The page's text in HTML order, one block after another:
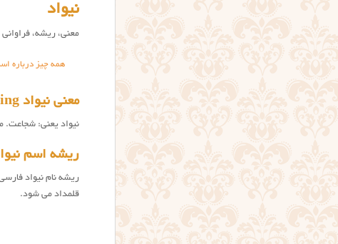
نیواد
معنی، ریشه،
همه چیز درباره
معنی نیواد Nivad name meaning
نیواد یعنی: شجاعت.
ریشه اسم
ریشه نام نیواد
قلمداد می شود.